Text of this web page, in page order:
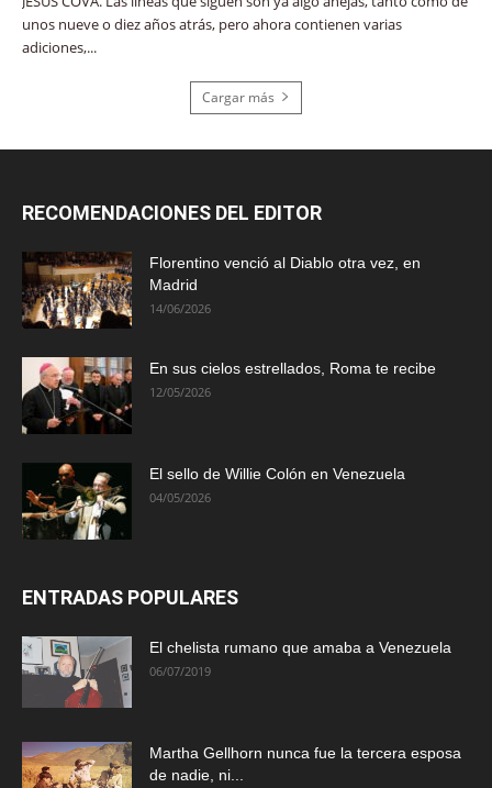
unos nueve o diez años atrás, pero ahora contienen varias
adiciones,...
Cargar más
RECOMENDACIONES DEL EDITOR
Florentino venció al Diablo otra vez, en
Madrid
14/06/2026
En sus cielos estrellados, Roma te recibe
12/05/2026
El sello de Willie Colón en Venezuela
04/05/2026
ENTRADAS POPULARES
El chelista rumano que amaba a Venezuela
06/07/2019
Martha Gellhorn nunca fue la tercera esposa
de nadie, ni...